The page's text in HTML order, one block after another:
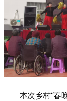
本次乡村“春